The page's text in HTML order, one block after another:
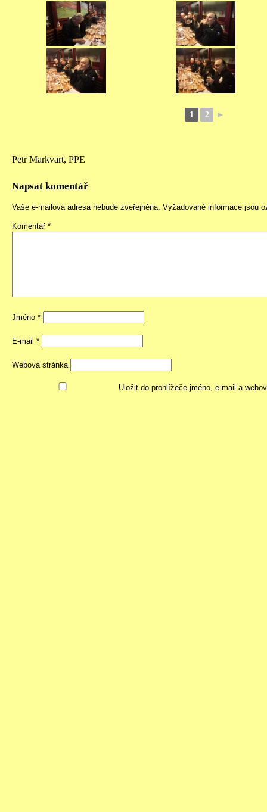
1 2 ►
Petr Markvart, PPE
Napsat komentář
Vaše e-mailová adresa nebude zveřejněna. Vyžadované informace jsou
Komentář *
Jméno *
E-mail *
Webová stránka
Uložit do prohlížeče jméno, e-mail a